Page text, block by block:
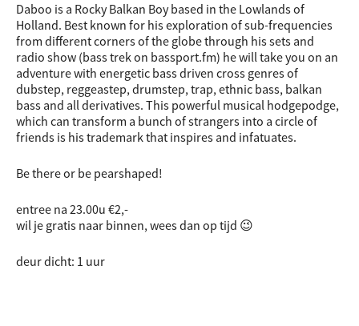
Daboo is a Rocky Balkan Boy based in the Lowlands of
Holland. Best known for his exploration of sub-frequencies
from different corners of the globe through his sets and
radio show (bass trek on bassport.fm) he will take you on an
adventure with energetic bass driven cross genres of
dubstep, reggeastep, drumstep, trap, ethnic bass, balkan
bass and all derivatives. This powerful musical hodgepodge,
which can transform a bunch of strangers into a circle of
friends is his trademark that inspires and infatuates.
Be there or be pearshaped!
entree na 23.00u €2,-
wil je gratis naar binnen, wees dan op tijd 😉
deur dicht: 1 uur